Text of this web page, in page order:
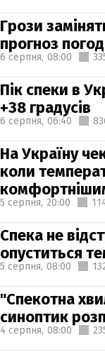
Грози
прогноз
6 серпня, 08:00
Пік спеки в
+38 градусів
6 серпня, 06:40
На Україну
коли
5 серпня, 20:00
Спека не
опуститься
5 серпня, 08:00
"Спекотна
синоптик
4 серпня, 08:00